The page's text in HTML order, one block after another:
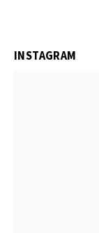
INSTAGRAM